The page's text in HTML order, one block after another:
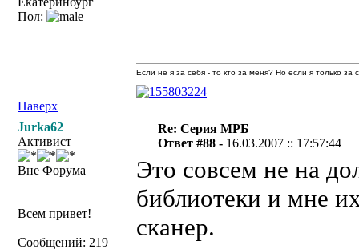
Пол:
Наверх
Если не я за себя - то кто за меня? Но если я только
Jurka62
Активист
Вне Форума
Всем привет!
Сообщений: 219
Re: Серия МРБ
Ответ #88 - 16.03.2007 :: 17:57:44
Это совсем не на
библиотеки и мне
сканер.